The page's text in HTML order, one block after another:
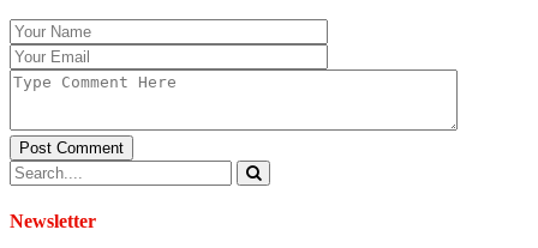
Post Comment
Newsletter